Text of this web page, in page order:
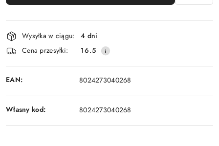
Dostępność
i
dostawa
Wysyłka w ciągu:
4 dni
Cena przesyłki:
16.5
EAN: 8024273040268
Własny kod: 8024273040268